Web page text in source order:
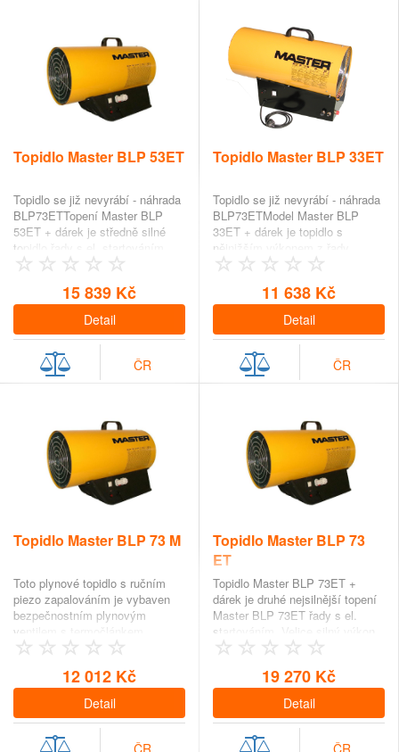
Topidlo Master BLP 53ET
Topidlo se již nevyrábí - náhrada
BLP73ETTopení Master BLP
53ET + dárek je středně silné
topidlo řady s el. startováním.
Velice silný v…
15 839 Kč
Detail
ČR
Topidlo Master BLP 33ET
Topidlo se již nevyrábí - náhrada
BLP73ETModel Master BLP
33ET + dárek je topidlo s
nějnižším výkonem z řady
plynového topení …
11 638 Kč
Detail
ČR
Topidlo Master BLP 73 M
Toto plynové topidlo s ručním
piezo zapalováním je vybaven
bezpečnostním plynovým
ventilem s termočlánkem,
elektro-ventilem a motorem s
12 012 Kč
Detail
ČR
Topidlo Master BLP 73
ET
Topidlo Master BLP 73ET +
dárek je druhé nejsilnější topení
Master BLP 73ET řady s el.
startováním. Velice silný výkon
69kW je…
19 270 Kč
Detail
ČR